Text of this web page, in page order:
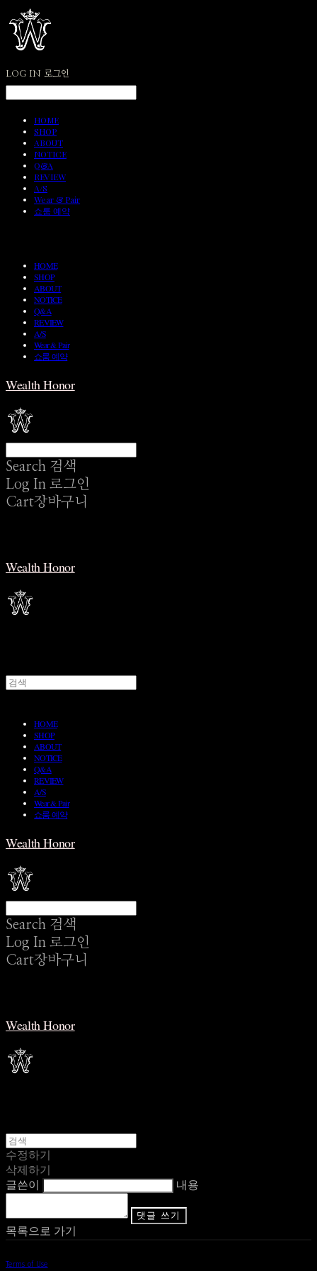
LOG IN 로그인
HOME
SHOP
ABOUT
NOTICE
Q&A
REVIEW
A/S
Wear & Pair
쇼룸 예약
HOME
SHOP
ABOUT
NOTICE
Q&A
REVIEW
A/S
Wear & Pair
쇼룸 예약
Wealth Honor
Search 검색
Log In 로그인
Cart장바구니
Wealth Honor
HOME
SHOP
ABOUT
NOTICE
Q&A
REVIEW
A/S
Wear & Pair
쇼룸 예약
Wealth Honor
Search 검색
Log In 로그인
Cart장바구니
Wealth Honor
수정하기
삭제하기
글쓴이
내용
댓글 쓰기
목록으로 가기
Terms of Use